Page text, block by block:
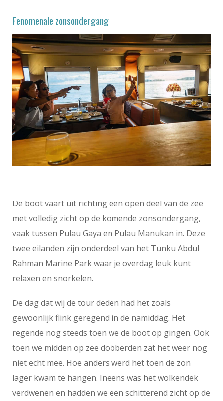
Fenomenale zonsondergang
De boot vaart uit richting een open deel van de zee
met volledig zicht op de komende zonsondergang,
vaak tussen Pulau Gaya en Pulau Manukan in. Deze
twee eilanden zijn onderdeel van het Tunku Abdul
Rahman Marine Park waar je overdag leuk kunt
relaxen en snorkelen.
De dag dat wij de tour deden had het zoals
gewoonlijk flink geregend in de namiddag. Het
regende nog steeds toen we de boot op gingen. Ook
toen we midden op zee dobberden zat het weer nog
niet echt mee. Hoe anders werd het toen de zon
lager kwam te hangen. Ineens was het wolkendek
verdwenen en hadden we een schitterend zicht op de